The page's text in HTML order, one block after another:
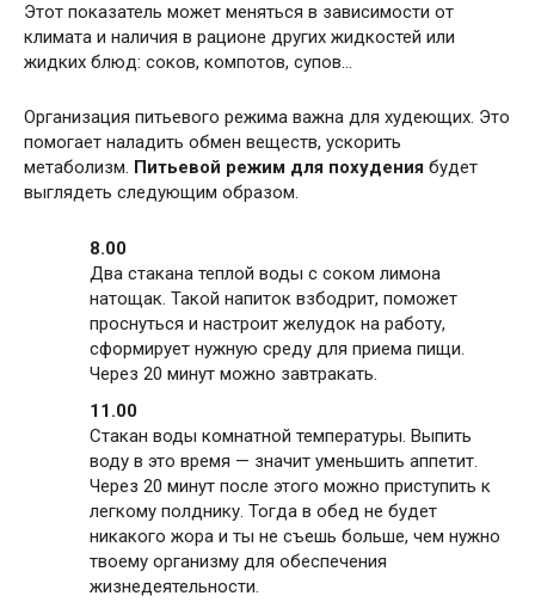
Этот показатель может меняться в зависимости от
климата и наличия в рационе других жидкостей или
жидких блюд: соков, компотов, супов…
Организация питьевого режима важна для худеющих. Это
помогает наладить обмен веществ, ускорить
метаболизм. Питьевой режим для похудения будет
выглядеть следующим образом.
8.00
Два стакана теплой воды с соком лимона
натощак. Такой напиток взбодрит, поможет
проснуться и настроит желудок на работу,
сформирует нужную среду для приема пищи.
Через 20 минут можно завтракать.
11.00
Стакан воды комнатной температуры. Выпить
воду в это время — значит уменьшить аппетит.
Через 20 минут после этого можно приступить к
легкому полднику. Тогда в обед не будет
никакого жора и ты не съешь больше, чем нужно
твоему организму для обеспечения
жизнедеятельности.